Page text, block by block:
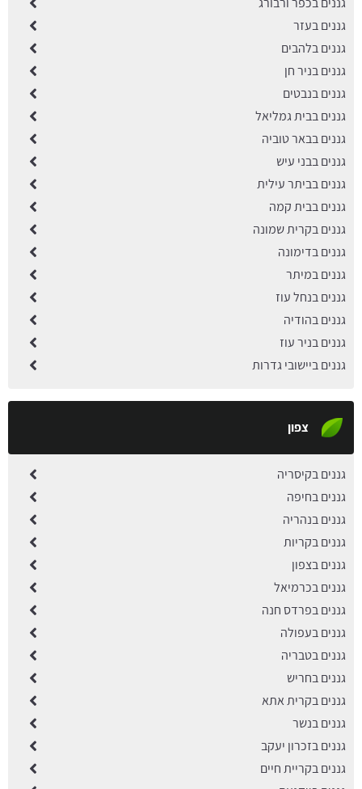
גננים בעזר
גננים בלהבים
גננים בניר חן
גננים בנבטים
גננים בבית גמליאל
גננים בבאר טוביה
גננים בבני עיש
גננים בביתר עילית
גננים בבית קמה
גננים בקרית שמונה
גננים בדימונה
גננים במיתר
גננים בנחל עוז
גננים בהודיה
גננים בניר עוז
גננים ביישובי גדרות
צפון
גננים בקיסריה
גננים בחיפה
גננים בנהריה
גננים בקריות
גננים בצפון
גננים בכרמיאל
גננים בפרדס חנה
גננים בעפולה
גננים בטבריה
גננים בחריש
גננים בקרית אתא
גננים בנשר
גננים בזכרון יעקב
גננים בקריית חיים